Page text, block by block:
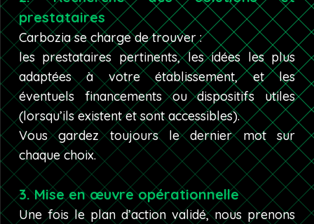
prestataires
Carbozia se charge de trouver :
les prestataires pertinents, les idées les plus
adaptées à votre établissement, et les
éventuels financements ou dispositifs utiles
(lorsqu’ils existent et sont accessibles).
Vous gardez toujours le dernier mot sur
chaque choix.
3. Mise en œuvre opérationnelle
Une fois le plan d’action validé, nous prenons